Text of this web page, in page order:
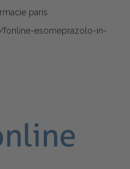
paris
esomeprazolo-in-